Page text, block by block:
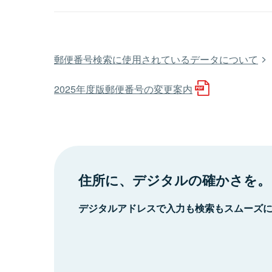
郵便番号検索に使用されているデータについて
2025年度版郵便番号の変更案内
住所に、デジタルの確かさを。
デジタルアドレスで入力も検索もスムーズ